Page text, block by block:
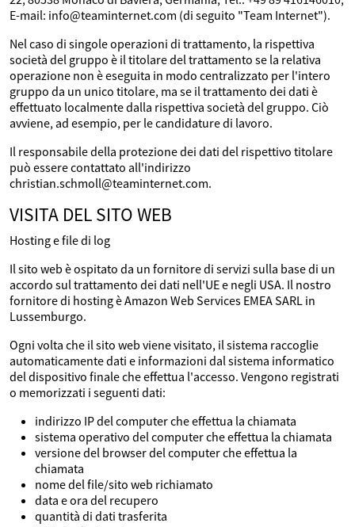
E-mail: info@teaminternet.com (di seguito "Team Internet").
Nel caso di singole operazioni di trattamento, la rispettiva
società del gruppo è il titolare del trattamento se la relativa
operazione non è eseguita in modo centralizzato per l'intero
gruppo da un unico titolare, ma se il trattamento dei dati è
effettuato localmente dalla rispettiva società del gruppo. Ciò
avviene, ad esempio, per le candidature di lavoro.
Il responsabile della protezione dei dati del rispettivo titolare
può essere contattato all'indirizzo
christian.schmoll@teaminternet.com.
VISITA DEL SITO WEB
Hosting e file di log
Il sito web è ospitato da un fornitore di servizi sulla base di un
accordo sul trattamento dei dati nell'UE e negli USA. Il nostro
fornitore di hosting è Amazon Web Services EMEA SARL in
Lussemburgo.
Ogni volta che il sito web viene visitato, il sistema raccoglie
automaticamente dati e informazioni dal sistema informatico
del dispositivo finale che effettua l'accesso. Vengono registrati
o memorizzati i seguenti dati:
indirizzo IP del computer che effettua la chiamata
sistema operativo del computer che effettua la chiamata
versione del browser del computer che effettua la
chiamata
nome del file/sito web richiamato
data e ora del recupero
quantità di dati trasferita